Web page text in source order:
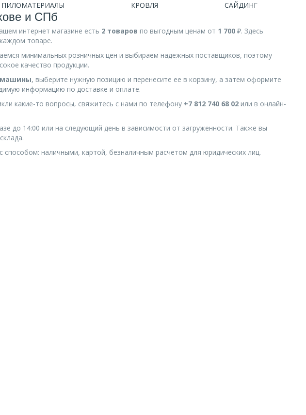
ПИЛОМАТЕРИАЛЫ КРОВЛЯ САЙДИНГ
и СПб
интернет магазине есть 2 товаров по выгодным ценам от 1 700₽. Здесь
товаре.
минимальных розничных цен и выбираем надежных поставщиков, поэтому
качество продукции.
, выберите нужную позицию и перенесите ее в корзину, а затем оформите
информацию по доставке и оплате.
какие-то вопросы, свяжитесь с нами по телефону +7 812 740 68 02или в онлайн-
до 14:00 или на следующий день в зависимости от загруженности. Также вы
наличными, картой, безналичным расчетом для юридических лиц.